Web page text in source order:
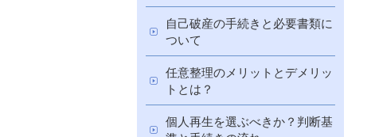
自己破産の手続きと必要書類に
ついて
任意整理のメリットとデメリッ
トとは？
個人再生を選ぶべきか？判断基